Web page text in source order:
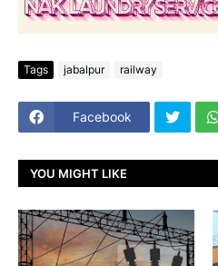
Tags jabalpur railway
Facebook
YOU MIGHT LIKE